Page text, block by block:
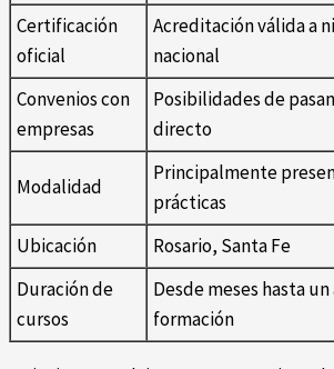
Certificación
oficial
Acreditación válida a
nacional
Convenios con
empresas
Posibilidades de
directo
Modalidad
Principalmente
prácticas
Ubicación
Rosario, Santa Fe
Duración de
cursos
Desde meses hasta
formación